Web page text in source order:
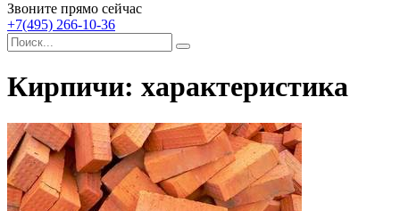
Звоните прямо сейчас
+7(495) 266-10-36
Кирпичи: характеристика